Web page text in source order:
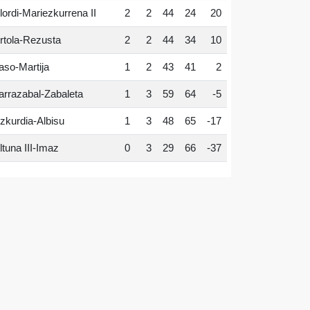
Mariezkurrena II 2 2 44 24 20
Rezusta 2 2 44 34 10
Martija 1 2 43 41 2
Zabaleta 1 3 59 64 -5
Albisu 1 3 48 65 -17
III-Imaz 0 3 29 66 -37